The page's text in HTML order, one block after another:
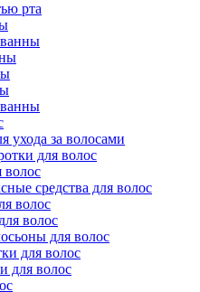
рта
ухода за волосами
для волос
волос
средства для волос
волос
волос
для волос
для волос
для волос